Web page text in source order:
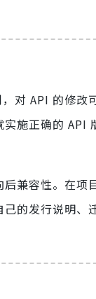
对 API 的修改
施正确的 API
兼容性。在项
的发行说明、